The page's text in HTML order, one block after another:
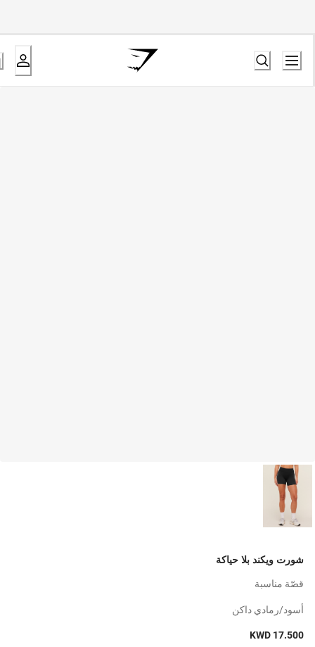
شورت ويكند بلا حياكة
قصّة مناسبة
أسود/رمادي داكن
KWD 17.500